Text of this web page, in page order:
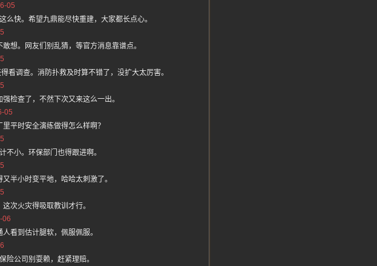
05
快。希望九鼎能尽快重建，大家都长点心。
想。网友们别乱猜，等官方消息靠谱点。
看调查。消防扑救及时算不错了，没扩大太厉害。
检查了，不然下次又来这么一出。
05
平时安全演练做得怎么样啊？
不小。环保部门也得跟进啊。
半小时变平地，哈哈太刺激了。
次火灾得吸取教训才行。
06
看到估计腿软，佩服佩服。
险公司别耍赖，赶紧理赔。